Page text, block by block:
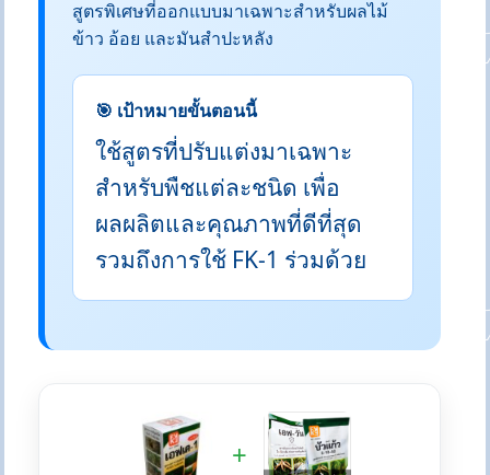
สูตรพิเศษที่ออกแบบมาเฉพาะสำหรับผลไม้
ข้าว อ้อย และมันสำปะหลัง
🎯 เป้าหมายขั้นตอนนี้
ใช้สูตรที่ปรับแต่งมาเฉพาะ
สำหรับพืชแต่ละชนิด เพื่อ
ผลผลิตและคุณภาพที่ดีที่สุด
รวมถึงการใช้ FK-1 ร่วมด้วย
+